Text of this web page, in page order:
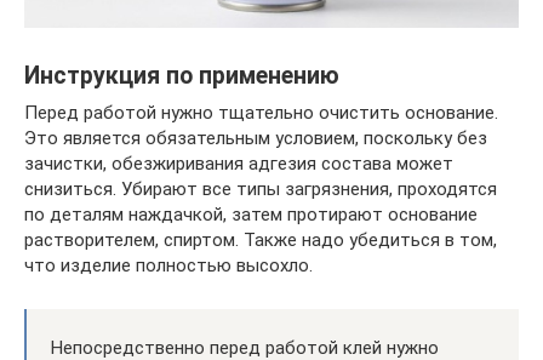
Инструкция по применению
Перед работой нужно тщательно очистить основание.
Это является обязательным условием, поскольку без
зачистки, обезжиривания адгезия состава может
снизиться. Убирают все типы загрязнения, проходятся
по деталям наждачкой, затем протирают основание
растворителем, спиртом. Также надо убедиться в том,
что изделие полностью высохло.
Непосредственно перед работой клей нужно